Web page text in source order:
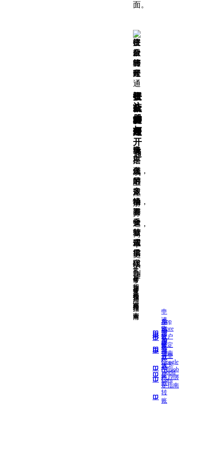
面。
注
册
与
开
通
线
上
注
册
开
通，
简
单
更
快
捷
常
用
指
南
注
册
与
开
通
收
款
账
号
满
足
您
的
多
场
景
收
款
需
求
常
用
指
南
申
请
收
款
账
号
平
台
绑
定
多
平
台
绑
定
指
南
一
站
式
搞
定
常
用
指
南
App
Store
账户
绑定
指南
Google
Admob
账户绑
定指南
提
款
转
账
费
率
低，
时
效
快，
不
受
节
假
日
限
制
常
用
指
南
添
加
收
款
人
提
款
转
账
资
金
管
理
轻
松
满
足
多
种
资
金
管
理
需
求
常
用
指
南
货
币
兑
换
万里
付卡
World
Card